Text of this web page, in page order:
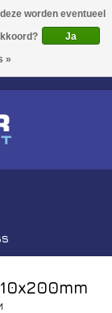
0 Artikelen - €0,00
Ja
»